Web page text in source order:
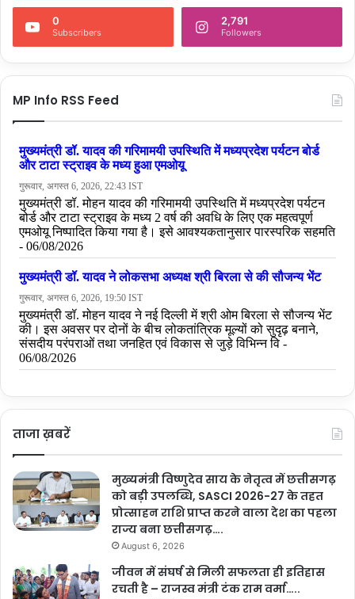
0
Subscribers
2,791
Followers
MP Info RSS Feed
ताजा ख़बरें
मुख्यमंत्री विष्णुदेव साय के नेतृत्व में छत्तीसगढ़
को बड़ी उपलब्धि, SASCI 2026-27 के तहत
प्रोत्साहन राशि प्राप्त करने वाला देश का पहला
राज्य बना छत्तीसगढ़….
August 6, 2026
जीवन में संघर्ष से मिली सफलता ही इतिहास
रचती है – राजस्व मंत्री टंक राम वर्मा…..